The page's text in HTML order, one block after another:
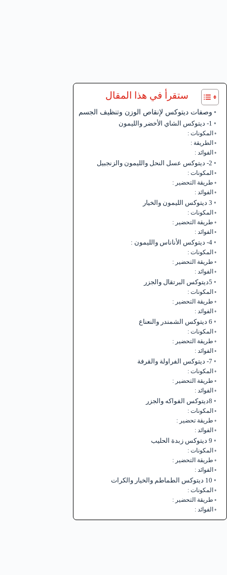
ستقرأ في هذا المقال
وصفات ديتوكس لإنقاص الوزن وتنظيف الجسم
1- ديتوكس الشاي الأخضر والليمون
المكونات :
الطريقة :
الفوائد :
2- ديتوكس عسل النحل والليمون والزنجبيل
المكونات :
طريقة التحضير :
الفوائد :
3 ديتوكس الليمون والخيار
المكونات :
طريقة التحضير :
الفوائد :
4- ديتوكس الأناناس والليمون :
المكونات :
طريقة التحضير :
الفوائد :
5ديتوكس البرتقال والجزر
المكونات :
طريقة التحضير :
الفوائد :
6 ديتوكس الشمندر والنعناع
المكونات :
طريقة التحضير :
الفوائد :
7- ديتوكس الفراولة والقرفة
المكونات :
طريقة التحضير :
الفوائد :
8ديتوكس الفواكه والجزر
المكونات :
طريقة تحضير :
الفوائد :
9 ديتوكس زبدة الحليب
المكونات :
طريقة التحضير :
الفوائد :
10 ديتوكس الطماطم والخيار والكرات
المكونات :
طريقة التحضير :
الفوائد :